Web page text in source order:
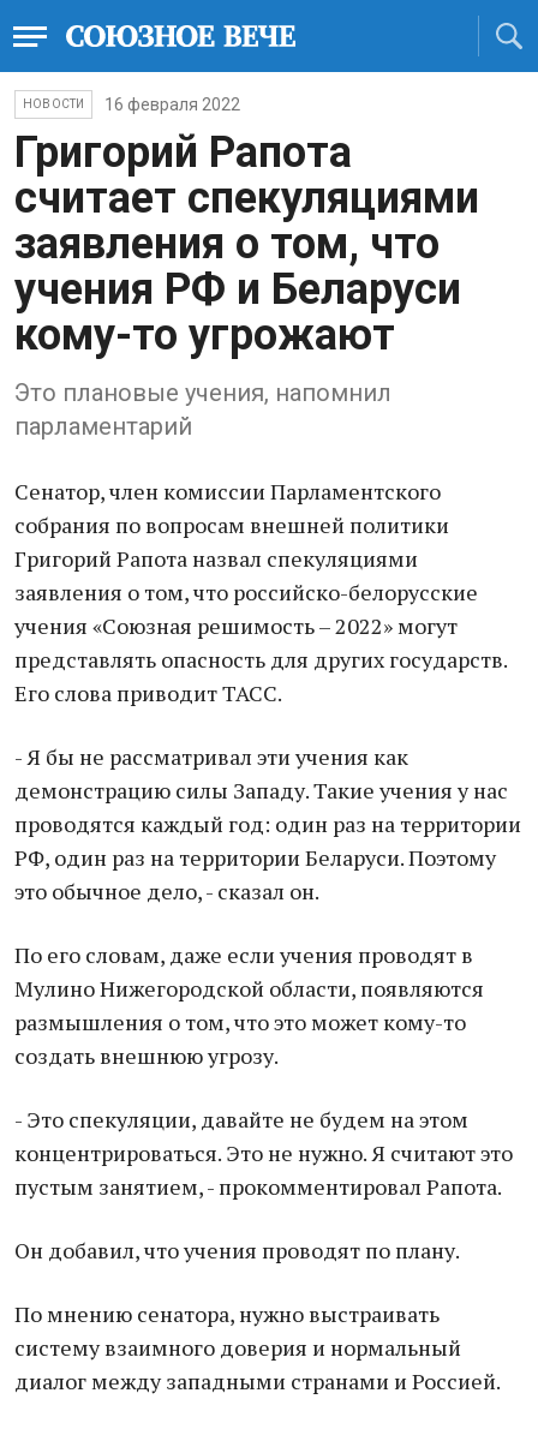
НОВОСТИ 16 февраля 2022
Григорий Рапота
считает спекуляциями
заявления о том, что
учения РФ и Беларуси
кому-то угрожают
Это плановые учения, напомнил
парламентарий
Сенатор, член комиссии Парламентского
собрания по вопросам внешней политики
Григорий Рапота назвал спекуляциями
заявления о том, что российско-белорусские
учения «Союзная решимость – 2022» могут
представлять опасность для других государств.
Его слова приводит ТАСС.
- Я бы не рассматривал эти учения как
демонстрацию силы Западу. Такие учения у нас
проводятся каждый год: один раз на территории
РФ, один раз на территории Беларуси. Поэтому
это обычное дело, - сказал он.
По его словам, даже если учения проводят в
Мулино Нижегородской области, появляются
размышления о том, что это может кому-то
создать внешнюю угрозу.
- Это спекуляции, давайте не будем на этом
концентрироваться. Это не нужно. Я считают это
пустым занятием, - прокомментировал Рапота.
Он добавил, что учения проводят по плану.
По мнению сенатора, нужно выстраивать
систему взаимного доверия и нормальный
диалог между западными странами и Россией.